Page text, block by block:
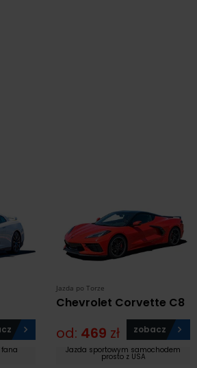
Jazda po Torze
Chevrolet Corvette C8
od: 469 zł zobacz
Jazda sportowym samochodem
prosto z USA